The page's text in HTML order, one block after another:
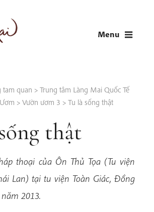
Menu
tam quan > Trung tâm Làng Mai Quốc Tế
> Vườn ươm 3 > Tu là sống thật
thật
thoại của Ôn Thủ Tọa (Tu viện
Lan) tại tu viện Toàn Giác, Đồng
2013.